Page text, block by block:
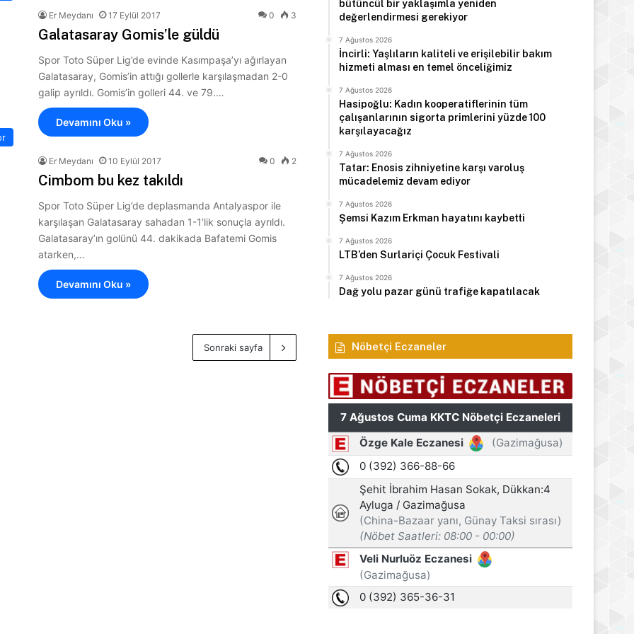
Er Meydanı 17 Eylül 2017 0 3
Galatasaray Gomis’le güldü
Spor Toto Süper Lig’de evinde Kasımpaşa’yı ağırlayan
Galatasaray, Gomis’in attığı gollerle karşılaşmadan 2-0
galip ayrıldı. Gomis’in golleri 44. ve 79.…
Devamını Oku »
Er Meydanı 10 Eylül 2017 0 2
Cimbom bu kez takıldı
Spor Toto Süper Lig’de deplasmanda Antalyaspor ile
karşılaşan Galatasaray sahadan 1-1’lik sonuçla ayrıldı.
Galatasaray’ın golünü 44. dakikada Bafatemi Gomis
atarken,…
Devamını Oku »
Sonraki sayfa
bütüncül bir yaklaşımla yeniden
değerlendirmesi gerekiyor
7 Ağustos 2026
İncirli: Yaşlıların kaliteli ve erişilebilir bakım
hizmeti alması en temel önceliğimiz
7 Ağustos 2026
Hasipoğlu: Kadın kooperatiflerinin tüm
çalışanlarının sigorta primlerini yüzde 100
karşılayacağız
7 Ağustos 2026
Tatar: Enosis zihniyetine karşı varoluş
mücadelemiz devam ediyor
7 Ağustos 2026
Şemsi Kazım Erkman hayatını kaybetti
7 Ağustos 2026
LTB’den Surlariçi Çocuk Festivali
7 Ağustos 2026
Dağ yolu pazar günü trafiğe kapatılacak
Nöbetçi Eczaneler